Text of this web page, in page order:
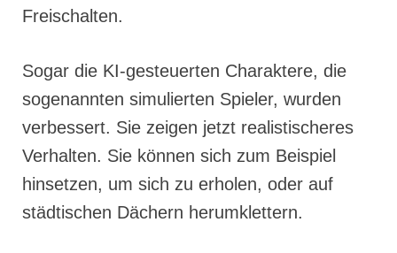
Freischalten.
Sogar die KI-gesteuerten Charaktere, die
sogenannten simulierten Spieler, wurden
verbessert. Sie zeigen jetzt realistischeres
Verhalten. Sie können sich zum Beispiel
hinsetzen, um sich zu erholen, oder auf
städtischen Dächern herumklettern.